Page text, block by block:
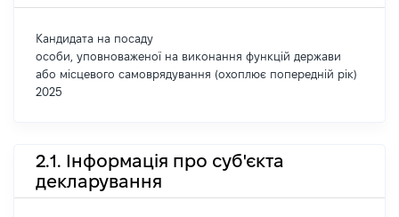
Кандидата на посаду
особи, уповноваженої на виконання функцій держави
або місцевого самоврядування (охоплює попередній рік)
2025
2.1. Інформація про суб'єкта
декларування